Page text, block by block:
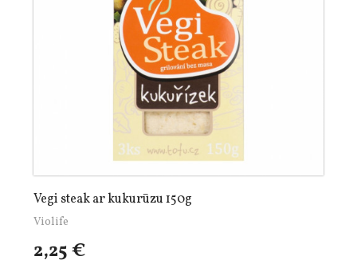
Vegi steak ar kukurūzu 150g
Violife
2,25 €